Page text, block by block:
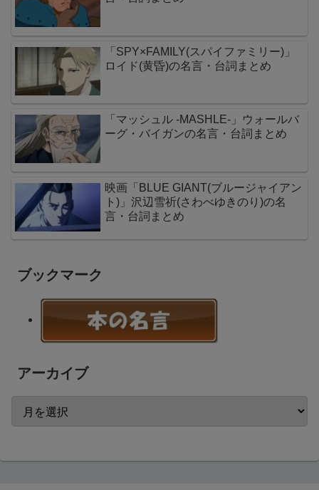
「SPY×FAMILY(スパイファミリー)」
ロイド(黄昏)の名言・台詞まとめ
「マッシュル -MASHLE-」ウォールバ
ーグ・バイガンの名言・台詞まとめ
映画「BLUE GIANT(ブルージャイアン
ト)」沢辺雪祈(さわべゆきのり)の名
言・台詞まとめ
ブックマーク
アーカイブ